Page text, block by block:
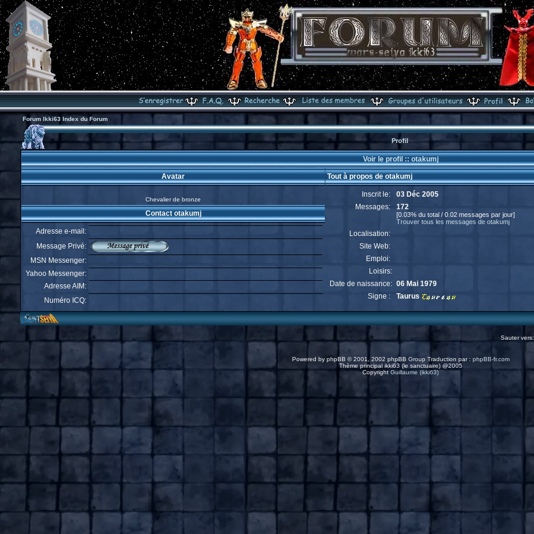
Forum Ikki63 Index du Forum
Profil
Voir le profil :: otakumj
Avatar Tout à propos de otakumj
Chevalier de bronze
Inscrit le:
03 Déc 2005
Messages:
172
[0.03% du total / 0.02 messages par jour]
Trouver tous les messages de otakumj
Localisation:
Site Web:
Emploi:
Loisirs:
Date de naissance: 06 Mai 1979
Signe :
Taurus
Contact otakumj
Adresse e-mail:
Message Privé:
MSN Messenger:
Yahoo Messenger:
Adresse AIM:
Numéro ICQ:
Sauter
Powered by phpBB © 2001, 2002 phpBB Group Traduction par : phpBB-fr.com
Thème principal ikki63 (le sanctuaire) @2005
Copyright Guillaume (ikki63)